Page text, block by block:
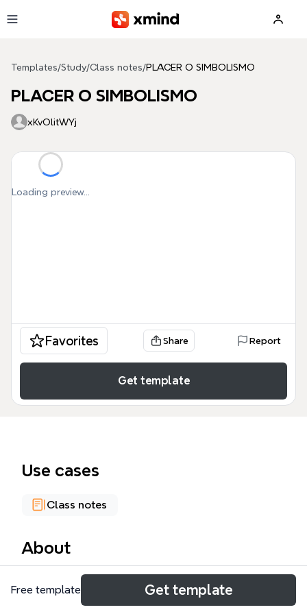
Templates/Study/Class notes/PLACER O SIMBOLISMO
PLACER O SIMBOLISMO
xKvOlitWYj
Loading preview...
Favorites Share Report
Get template
Use cases
Class notes
About
El mapa mental 'PLACER O SIMBOLISMO' explora la
relación entre el consumo conspicuo y simbólico en
Free template Get template